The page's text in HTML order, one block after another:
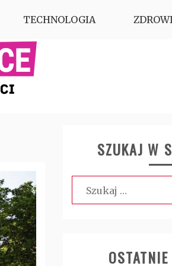
TECHNOLOGIA
SZUKAJ W
Szukaj: